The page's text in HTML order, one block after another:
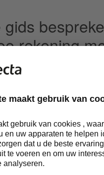
gids
rekening
de
de
en